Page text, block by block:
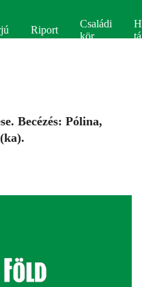
Riport
Családi
kör
Becézés: Pólina,